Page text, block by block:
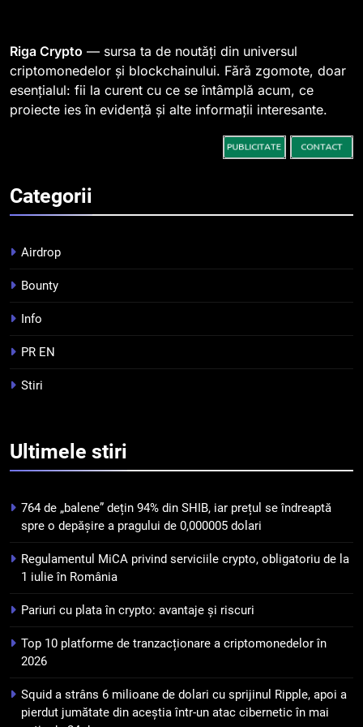
2
Regulamentul MiCA privind
serviciile crypto, obligatoriu de
avantaje și riscuri
4
Top 10 platforme de
într-un atac cibernetic în mai
Banii digitali și arhitectura
banilor în era digitală
STIRI
7
WhiteBIT și FC Barcelona
semnează un acord pe cinci ani
finanțelor digitale
8
Riga Crypto — sursa ta de noutăți din universul
criptomonedelor și blockchainului. Fără zgomote, doar
esențialul: fii la curent cu ce se întâmplă acum, ce
proiecte ies în evidență și alte informații interesante.
Categorii
Airdrop
Bounty
Info
PR EN
Stiri
Ultimele stiri
764 de „balene” dețin 94% din SHIB, iar prețul se îndreaptă
spre o depășire a pragului de 0,000005 dolari
Regulamentul MiCA privind serviciile crypto, obligatoriu de la
1 iulie în România
Pariuri cu plata în crypto: avantaje și riscuri
Top 10 platforme de tranzacționare a criptomonedelor în
2026
Squid a strâns 6 milioane de dolari cu sprijinul Ripple, apoi a
pierdut jumătate din aceștia într-un atac cibernetic în mai